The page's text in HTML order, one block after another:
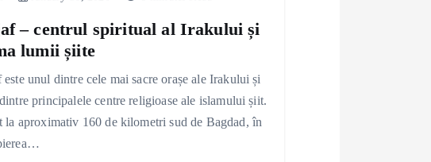
– centrul spiritual al Irakului și
lumii șiite
este unul dintre cele mai sacre orașe ale Irakului și
principalele centre religioase ale islamului șiit.
la aproximativ 160 de kilometri sud de Bagdad, în